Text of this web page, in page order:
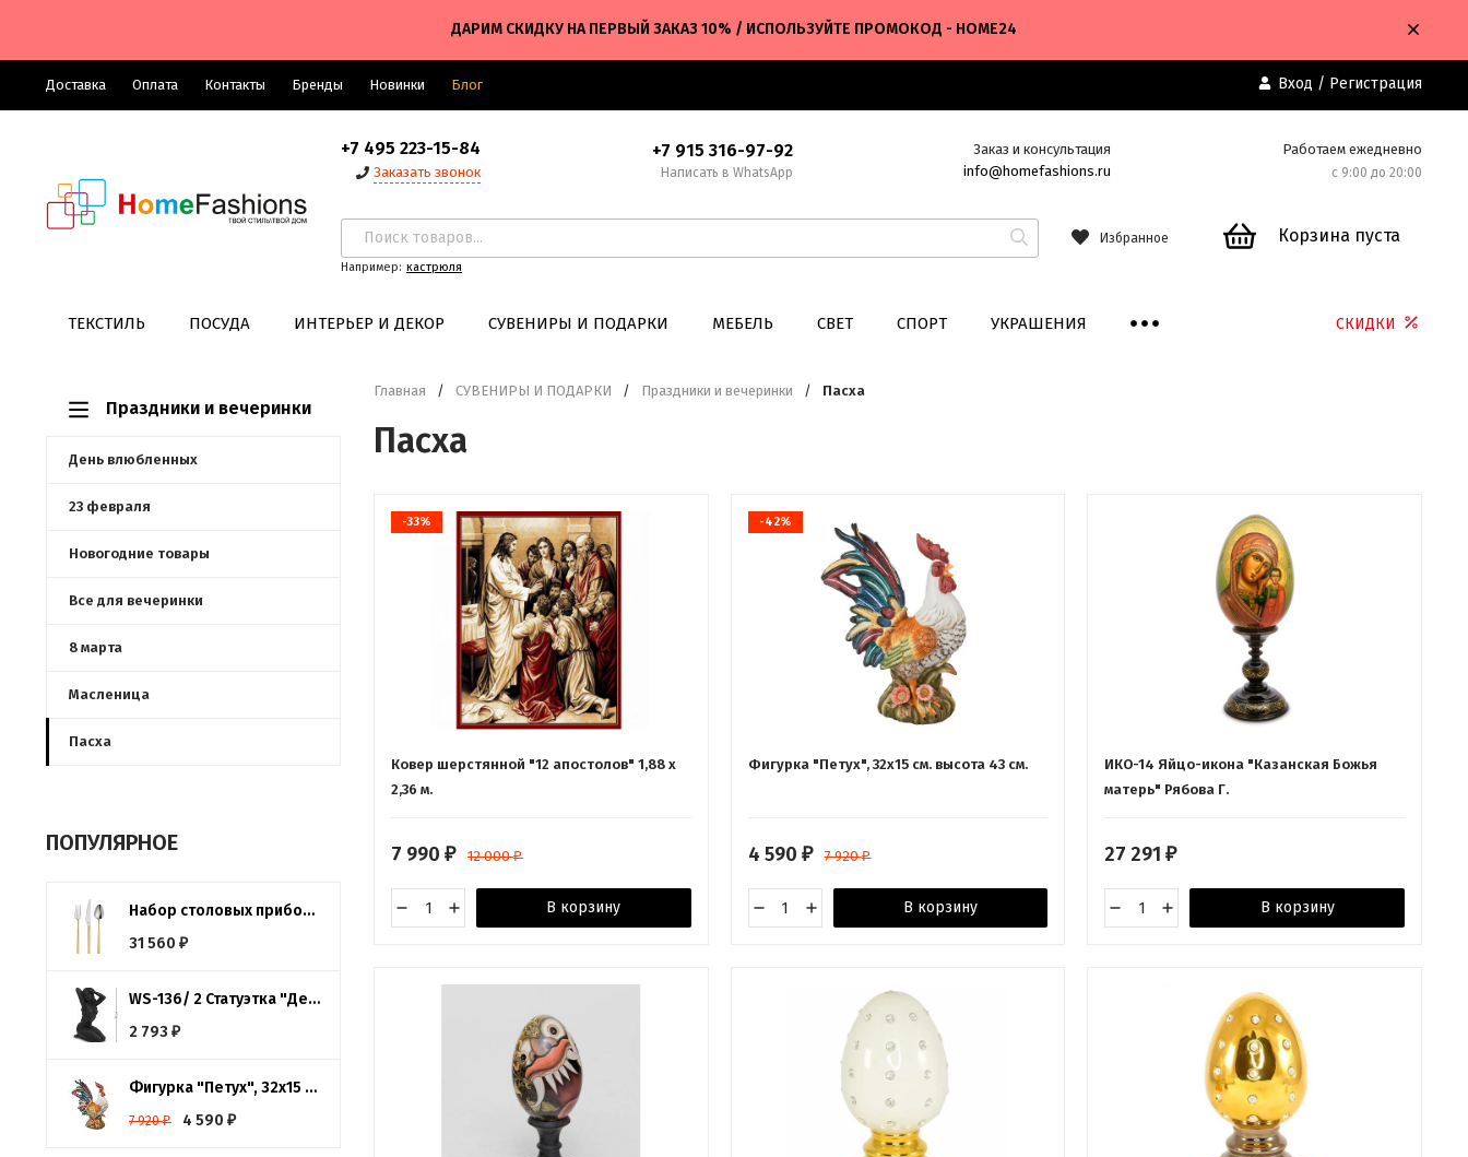
ДАРИМ СКИДКУ НА ПЕРВЫЙ ЗАКАЗ 10% / ИСПОЛЬЗУЙТЕ ПРОМОКОД - HOME24
Доставка Оплата Контакты Бренды Новинки Блог Вход / Регистрация
+7 495 223-15-84
Заказать звонок
+7 915 316-97-92
Написать в WhatsApp
Заказ и консультация
info@homefashions.ru
Работаем ежедневно
с 9:00 до 20:00
Например: кастрюля
Избранное Корзина пуста
ТЕКСТИЛЬ ПОСУДА ИНТЕРЬЕР И ДЕКОР СУВЕНИРЫ И ПОДАРКИ МЕБЕЛЬ СВЕТ СПОРТ УКРАШЕНИЯ СКИДКИ
Праздники и вечеринки
День влюбленных
23 февраля
Новогодние товары
Все для вечеринки
8 марта
Масленица
Пасха
ПОПУЛЯРНОЕ
Набор столовых приборов, 18 шт. MILANO GOLD Hisar
31 560 ₽
WS-136/ 2 Статуэтка "Девушка"
2 793 ₽
Фигурка "Петух", 32х15 см. высота 43 см.
7 920₽ 4 590 ₽
Главная / СУВЕНИРЫ И ПОДАРКИ / Праздники и вечеринки / Пасха
Пасха
-33%
Ковер шерстянной "12 апостолов" 1,88 х
2,36 м.
7 990 ₽ 12 000₽
В корзину
-42%
Фигурка "Петух", 32х15 см. высота 43 см.
4 590 ₽ 7 920₽
В корзину
ИКО-14 Яйцо-икона "Казанская Божья
матерь" Рябова Г.
27 291₽
В корзину